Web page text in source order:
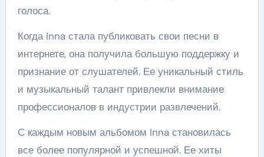
голоса.
Когда Inna стала публиковать свои песни в
интернете, она получила большую поддержку и
признание от слушателей. Ее уникальный стиль
и музыкальный талант привлекли внимание
профессионалов в индустрии развлечений.
С каждым новым альбомом Inna становилась
все более популярной и успешной. Ее хиты